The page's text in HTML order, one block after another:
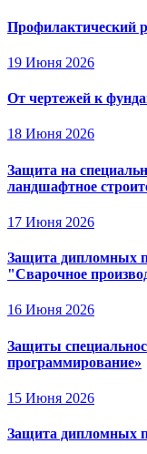
Профилактический
19 Июня 2026
От чертежей к
18 Июня 2026
Защита на
ландшафтное
17 Июня 2026
Защита дипломных
"Сварочное
16 Июня 2026
Защиты
программирование»
15 Июня 2026
Защита дипломных